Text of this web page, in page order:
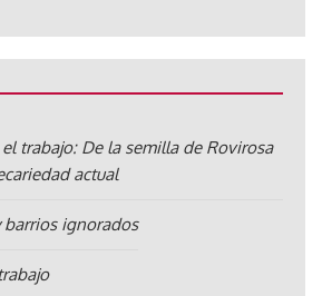
trabajo: De la semilla de Rovirosa
actual
barrios ignorados